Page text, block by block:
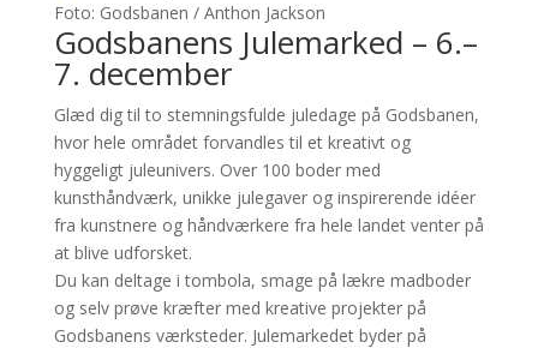
Foto: Godsbanen / Anthon Jackson
Godsbanens Julemarked – 6.–
7. december
Glæd dig til to stemningsfulde juledage på Godsbanen,
hvor hele området forvandles til et kreativt og
hyggeligt juleunivers. Over 100 boder med
kunsthåndværk, unikke julegaver og inspirerende idéer
fra kunstnere og håndværkere fra hele landet venter på
at blive udforsket.
Du kan deltage i tombola, smage på lækre madboder
og selv prøve kræfter med kreative projekter på
Godsbanens værksteder. Julemarkedet byder på